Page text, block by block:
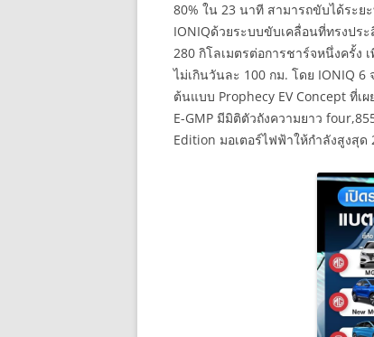
80% ใน 23 นาที สามารถขับได้ระยะ
IONIQด้วยระบบขับเคลื่อนที่ทรงปร
280 กิโลเมตรต่อการชาร์จหนึ่งครั้ง
ไม่เกินวันละ 100 กม. โดย IONIQ
ต้นแบบ Prophecy EV Concept ที่
E-GMP มีมิติตัวถังความยาว
Edition มอเตอร์ไฟฟ้าให้กำลังสูงสุ